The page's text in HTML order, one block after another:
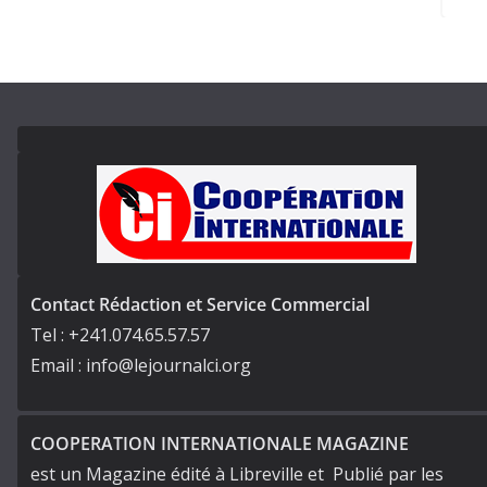
Contact Rédaction et Service Commercial
Tel : +241.074.65.57.57
Email : info@lejournalci.org
COOPERATION INTERNATIONALE MAGAZINE
est un Magazine édité à Libreville et Publié par les